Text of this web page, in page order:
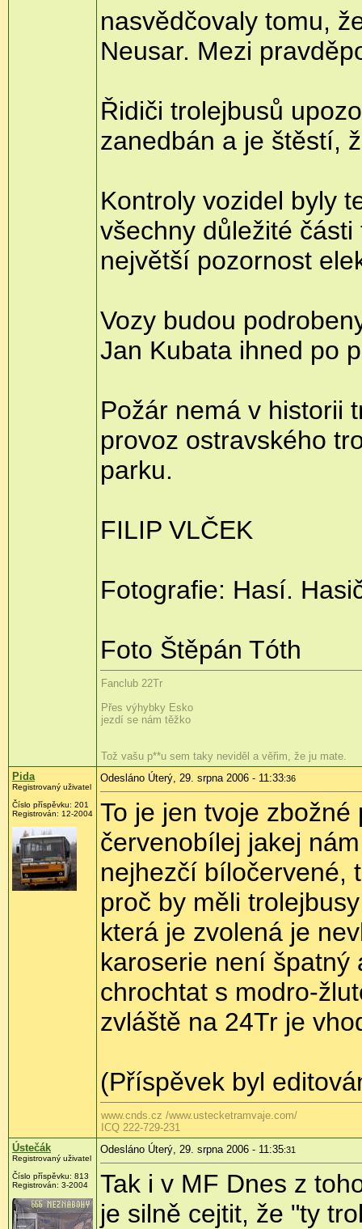
nasvědčovaly tomu,
Neusar. Mezi
Řidiči trolejbusů
zanedbán a je štěstí,
Kontroly vozidel byly
všechny důležité
největší pozornost
Vozy budou
Jan Kubata ihned po
Požár nemá v historii
provoz ostravského
parku.
FILIP VLČEK
Fotografie: Hasí.
Foto Štěpán Tóth
Fanclub 22Tr
Přes výhybky Esko
jezdí se nám těžko
Tož vašu p**u sem taky neviděl a věřim, že ju mate.
Pida
Registrovaný uživatel
Číslo příspěvku: 201
Registrován: 12-2004
Odesláno Úterý, 29. srpna 2006 - 11:33:36
To je jen tvoje
červenobílej jakej
nejhezčí bíločervené,
proč by měli
která je zvolená je
karoserie není špatný
chrochtat s modro-
zvláště na 24Tr je
(Příspěvek byl
www.cnds.cz /www.ustecketramvaje.com/
ICQ 222-729-231
Ústečák
Registrovaný uživatel
Číslo příspěvku: 813
Registrován: 3-2004
Odesláno Úterý, 29. srpna 2006 - 11:35:31
Tak i v MF Dnes z
je silně cejtit, že "ty